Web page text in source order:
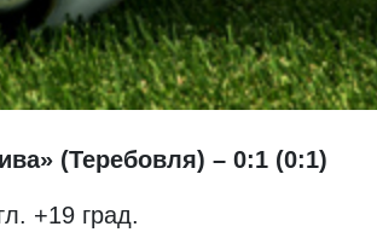
(Теребовля) – 0:1 (0:1)
+19 град.